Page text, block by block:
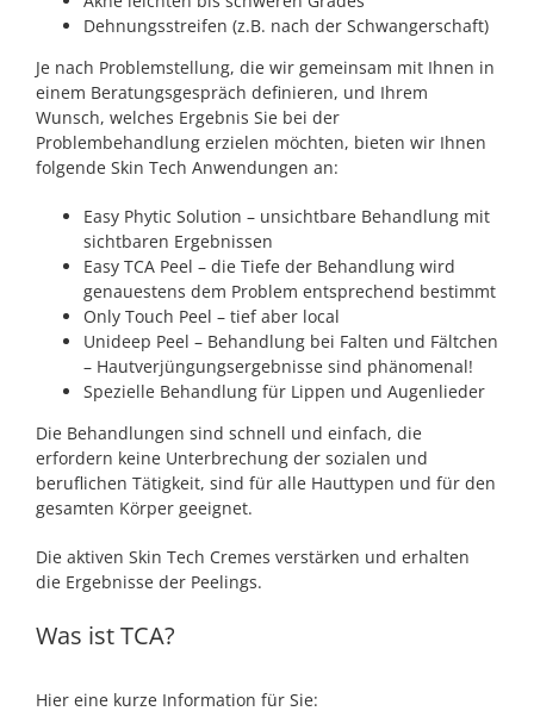
Dehnungsstreifen (z.B. nach der Schwangerschaft)
Je nach Problemstellung, die wir gemeinsam mit Ihnen in
einem Beratungsgespräch definieren, und Ihrem
Wunsch, welches Ergebnis Sie bei der
Problembehandlung erzielen möchten, bieten wir Ihnen
folgende Skin Tech Anwendungen an:
Easy Phytic Solution – unsichtbare Behandlung mit
sichtbaren Ergebnissen
Easy TCA Peel – die Tiefe der Behandlung wird
genauestens dem Problem entsprechend bestimmt
Only Touch Peel – tief aber local
Unideep Peel – Behandlung bei Falten und Fältchen
– Hautverjüngungsergebnisse sind phänomenal!
Spezielle Behandlung für Lippen und Augenlieder
Die Behandlungen sind schnell und einfach, die
erfordern keine Unterbrechung der sozialen und
beruflichen Tätigkeit, sind für alle Hauttypen und für den
gesamten Körper geeignet.
Die aktiven Skin Tech Cremes verstärken und erhalten
die Ergebnisse der Peelings.
Was ist TCA?
Hier eine kurze Information für Sie: